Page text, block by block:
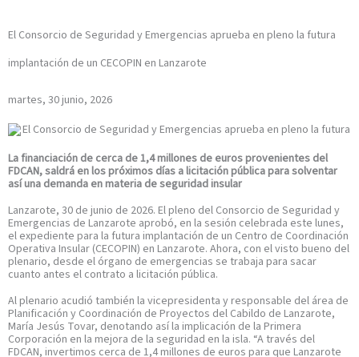
El Consorcio de Seguridad y Emergencias aprueba en pleno la futura
implantación de un CECOPIN en Lanzarote
martes, 30 junio, 2026
La financiación de cerca de 1,4 millones de euros provenientes del
FDCAN, saldrá en los próximos días a licitación pública para solventar
así una demanda en materia de seguridad insular
Lanzarote, 30 de junio de 2026. El pleno del Consorcio de Seguridad y
Emergencias de Lanzarote aprobó, en la sesión celebrada este lunes,
el expediente para la futura implantación de un Centro de Coordinación
Operativa Insular (CECOPIN) en Lanzarote. Ahora, con el visto bueno del
plenario, desde el órgano de emergencias se trabaja para sacar
cuanto antes el contrato a licitación pública.
Al plenario acudió también la vicepresidenta y responsable del área de
Planificación y Coordinación de Proyectos del Cabildo de Lanzarote,
María Jesús Tovar, denotando así la implicación de la Primera
Corporación en la mejora de la seguridad en la isla. “A través del
FDCAN, invertimos cerca de 1,4 millones de euros para que Lanzarote